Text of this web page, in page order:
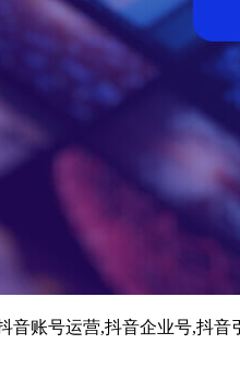
账号运营,抖音企业号,抖